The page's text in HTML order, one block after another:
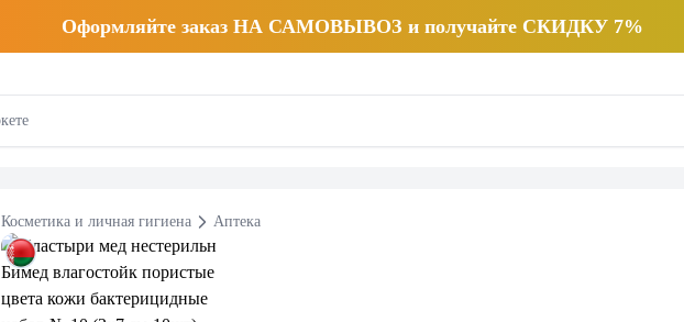
Оформляйте заказ НА САМОВЫВОЗ и получайте СКИДКУ 7%
Косметика и личная гигиена Аптека